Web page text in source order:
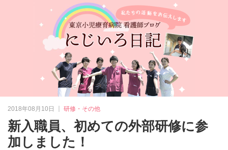
2018年08月10日 研修・その他
新入職員、初めての外部研修に参
加しました！